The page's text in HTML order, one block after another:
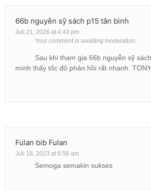
66b nguyễn sỹ sách p15 tân bình
Juli 21, 2026 at 4:43 pm
Your comment is awaiting moderation.
Sau khi tham gia 66b nguyễn sỹ
mình thấy tốc độ phản hồi rất nhanh.
Fulan bib Fulan
Juli 18, 2023 at 6:56 am
Semoga semakin sukses